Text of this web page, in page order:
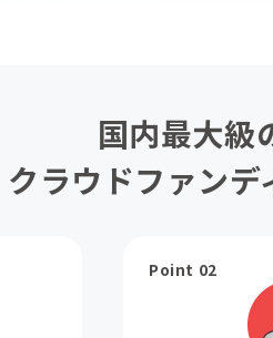
国内最大級
クラウドファンデ
Point 02